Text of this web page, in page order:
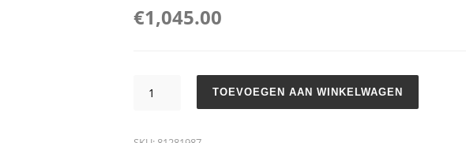
€1,045.00
TOEVOEGEN AAN WINKELWAGEN